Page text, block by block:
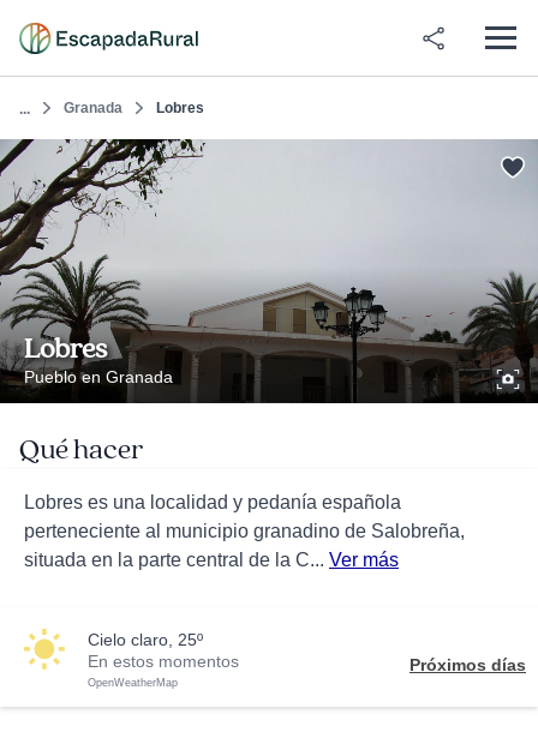
... Granada Lobres
Lobres
Pueblo en Granada
Qué hacer
Lobres es una localidad y pedanía española
perteneciente al municipio granadino de Salobreña,
situada en la parte central de la C... Ver más
cielo claro, 25º
En estos momentos
OpenWeatherMap
Próximos días